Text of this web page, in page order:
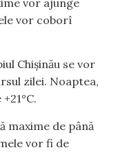
vor coborî
Chișinău se vor
zilei. Noaptea,
maxime de până
vor fi de